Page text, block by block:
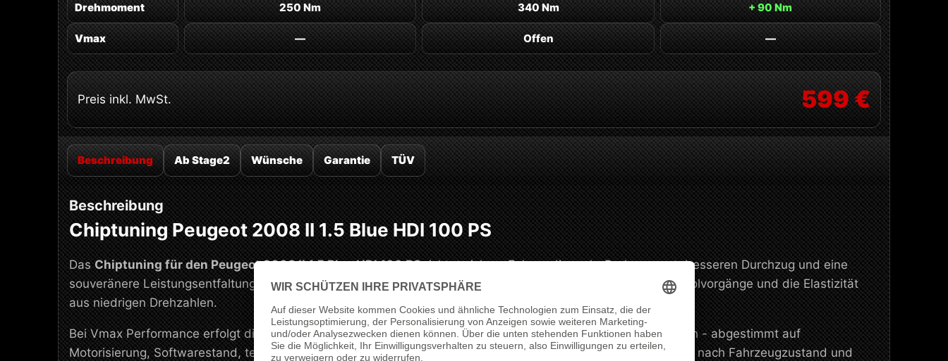
Drehmoment 250 Nm 340 Nm + 90 Nm
Vmax — Offen —
Preis inkl. MwSt. 599 €
Beschreibung Ab Stage2 Wünsche Garantie TÜV
Beschreibung
Chiptuning Peugeot 2008 II 1.5 Blue HDI 100 PS
Das Chiptuning für den Peugeot 2008 II 1.5 Blue HDI 100 PSrichtet sich an Fahrer, die mehr Drehmoment, besseren Durchzug und eine
souveränere Leistungsentfaltung im Alltag wünschen. Im Alltag profitieren besonders Zwischensprints, Überholvorgänge und die Elastizität
aus niedrigen Drehzahlen.
Bei Vmax Performance erfolgt die Abstimmung nicht als pauschale Standarddatei, sondern fahrzeugspezifisch - abgestimmt auf
Motorisierung, Softwarestand, technischen Zustand und den geplanten Einsatzbereich. Für dieses Setup ist je nach Fahrzeugzustand und